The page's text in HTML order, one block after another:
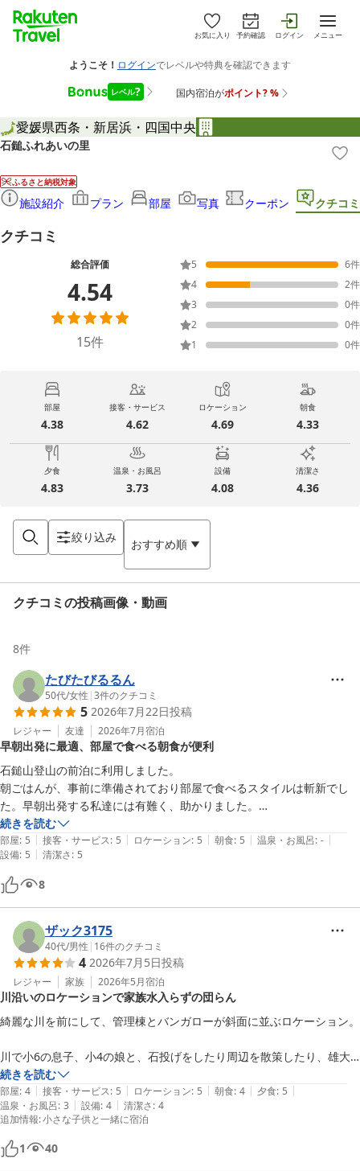
お気に入り 予約確認 ログイン メニュー
愛媛県西条・新居浜・四国中央
石鎚ふれあいの里
ふるさと納税対象
施設紹介 プラン 部屋 写真 クーポン クチコミ
クチコミ
総合評価
4.54
15件
5 6件
4
2件
3
0件
2
0件
1
0件
部屋
4.38
接客・サービス
4.62
ロケーション
4.69
朝食
4.33
夕食
4.83
温泉・お風呂
3.73
設備
4.08
清潔さ
4.36
絞り込み おすすめ順
クチコミの投稿画像・動画
8件
たびたびるるん
50代/女性 |3件のクチコミ
5 2026年7月22日投稿
レジャー 友達 2026年7月宿泊
早朝出発に最適、部屋で食べる朝食が便利
石鎚山登山の前泊に利用しました。
朝ごはんが、事前に準備されており部屋で食べるスタイルは斬新でし
た。早朝出発する私達には有難く、助かりました。
部屋は、２段ベッドが２台と布団が２組で最大６名のお部屋を３名で利
用しました。大人６名だと窮屈に感じるかもしれません。
夏休みにファミリーで利用するにはピッタリかと！ぜひ連泊をオススメ
します。
続きを読む
部屋: 5 | 接客・サービス: 5 | ロケーション: 5 | 朝食: 5 | 温泉・お風呂: - |
設備: 5 | 清潔さ: 5
8
ザック3175
40代/男性 | 16件のクチコミ
4 2026年7月5日投稿
レジャー 家族 2026年5月宿泊
川沿いのロケーションで家族水入らずの団らん
綺麗な川を前にして、管理棟とバンガローが斜面に並ぶロケーション。
川で小6の息子、小4の娘と、石投げをしたり周辺を散策したり、雄大
な自然にとても癒されました。夕食のバーベキューは野菜もたくさん、
お肉は適量と言う感じ。うちの場合は西条市内で追加の牛肉を少しスー
パーで調達してお腹いっぱいという感じでした。
バンガローは、素朴な山小屋風、でも空調もキッチンも利用でき、二段
ベッドでの宿泊も子供は楽しそうでした。
続きを読む
部屋: 4 | 接客・サービス: 5 | ロケーション: 5 | 朝食: 4 | 夕食: 5 |
温泉・お風呂: 3 | 設備: 4 | 清潔さ: 4
追加情報:小さな子供と一緒に宿泊
1 40